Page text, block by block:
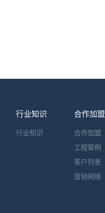
行业知识
行业知识
合作加盟
合作加盟
工程案例
客户列表
营销网络